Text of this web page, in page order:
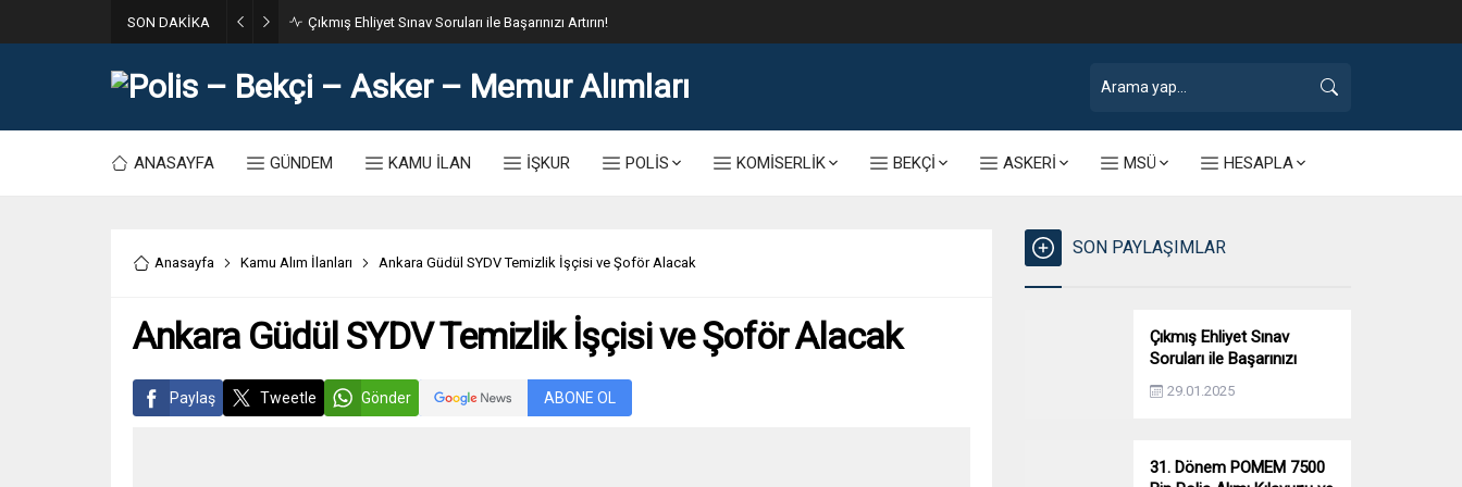
SON DAKİKA 31. Dönem POMEM 7500 Bin Polis Alımı Kılavuzu ve Başvuru Ekranı
ANASAYFA GÜNDEM KAMU İLAN İŞKUR POLİS KOMİSERLİK BEKÇİ ASKERİ MSÜ HESAPLA
Anasayfa Kamu Alım İlanları Ankara Güdül SYDV Temizlik İşçisi ve Şoför Alacak
Ankara Güdül SYDV Temizlik İşçisi ve Şoför Alacak
Paylaş Tweetle Gönder ABONE OL
SON PAYLAŞIMLAR
Çıkmış Ehliyet Sınav
Soruları ile Başarınızı
Artırın!
29.01.2025
31. Dönem POMEM 7500